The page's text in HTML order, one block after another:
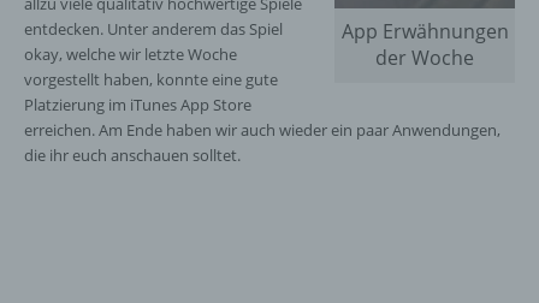
App Erwähnungen
der Woche
entdecken. Unter anderem das Spiel
okay, welche wir letzte Woche
vorgestellt haben, konnte eine gute
Platzierung im iTunes App Store
erreichen. Am Ende haben wir auch wieder ein paar Anwendungen,
die ihr euch anschauen solltet.